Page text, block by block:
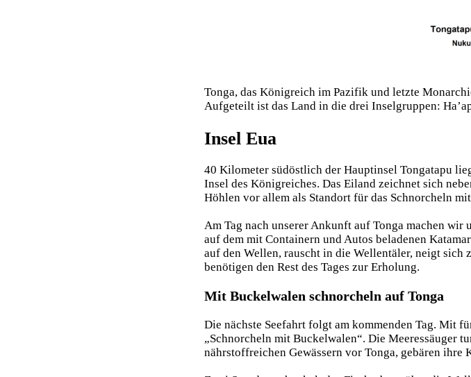
Tonga, das Königreich im Pazifik und letzte
Aufgeteilt ist das Land in die drei Inselgruppen:
Insel Eua
40 Kilometer südöstlich der Hauptinsel Tongatapu
Insel des Königreiches. Das Eiland zeichnet sich
Höhlen vor allem als Standort für das Schnorcheln
Am Tag nach unserer Ankunft auf Tonga machen
auf dem mit Containern und Autos beladenen
auf den Wellen, rauscht in die Wellentäler, neigt
benötigen den Rest des Tages zur Erholung.
Mit Buckelwalen schnorcheln auf Tonga
Die nächste Seefahrt folgt am kommenden Tag. Mit
„Schnorcheln mit Buckelwalen“. Die Meeressäuger
nährstoffreichen Gewässern vor Tonga, gebären